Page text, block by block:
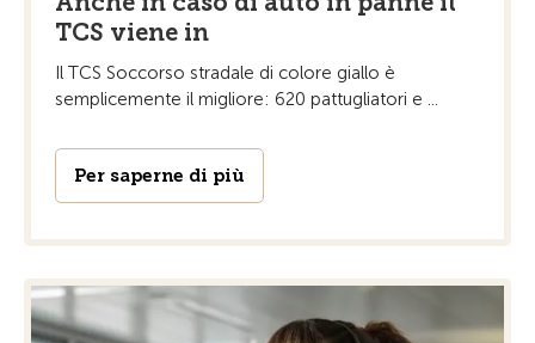
TCS viene in
Il TCS Soccorso stradale di colore giallo è
semplicemente il migliore: 620 pattugliatori e ...
Per saperne di più